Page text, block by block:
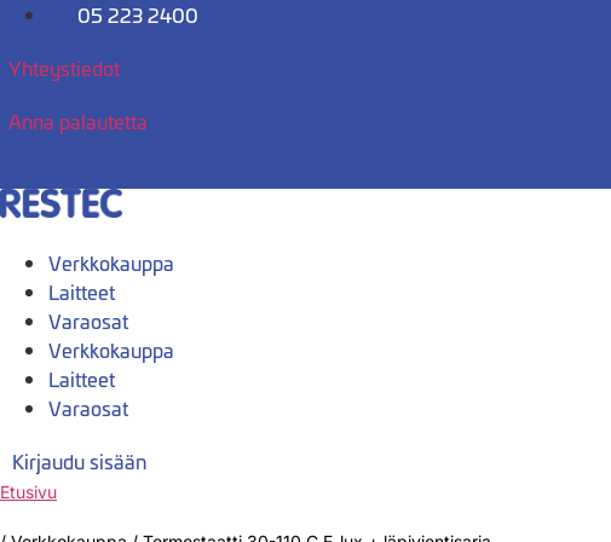
Mene
05 223 2400
Yhteystiedot
Anna palautetta
Verkkokauppa
Laitteet
Varaosat
Verkkokauppa
Laitteet
Varaosat
Kirjaudu sisään
Etusivu